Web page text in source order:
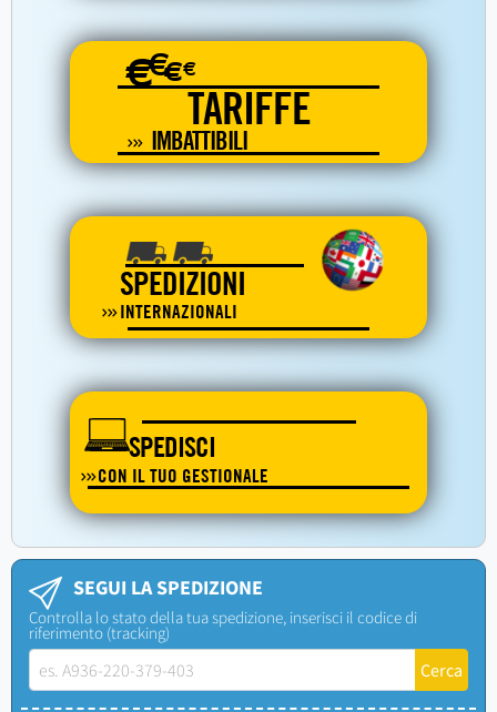
€€€€
TARIFFE
IMBATTIBILI
SPEDIZIONI
INTERNAZIONALI
SPEDISCI
CON IL TUO GESTIONALE
SEGUI LA SPEDIZIONE
Controlla lo stato della tua spedizione, inserisci il codice di
riferimento (tracking)